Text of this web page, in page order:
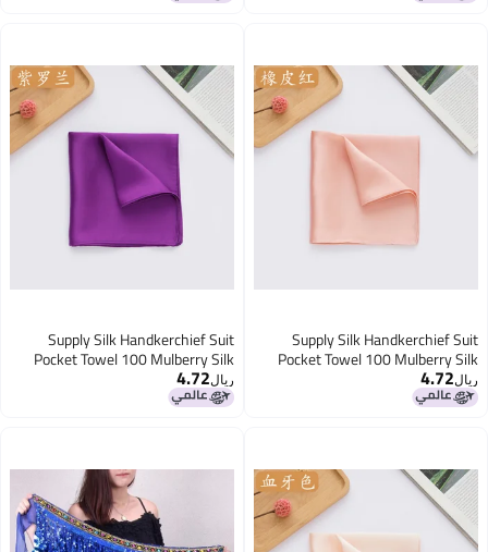
Supply Silk Handkerchief Suit
Pocket Towel 100 Mulberry Silk
Small Handkerchief Multi-Color
Optional
ريال4.72
Supply Silk Handkerchief Suit
Pocket Towel 100 Mulberry Silk
Small Handkerchief Multi-Color
Optional
ريال4.72